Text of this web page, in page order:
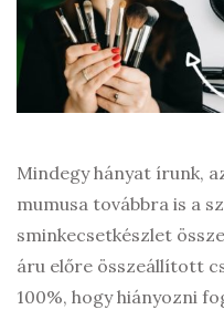
Mindegy hányat írunk,
mumusa továbbra is a
sminkecsetkészlet
áru előre összeállított
100%, hogy hiányozni